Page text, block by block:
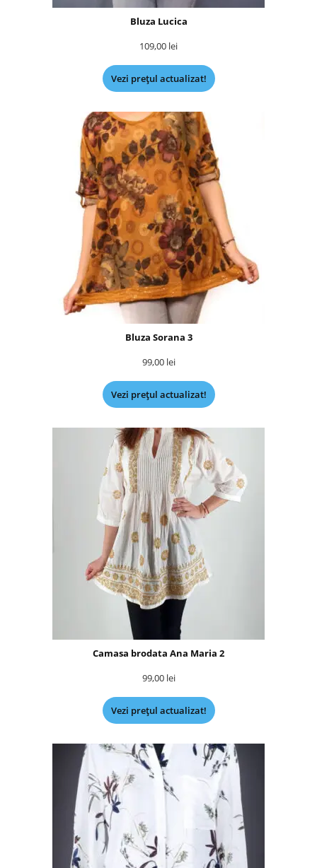
Bluza Lucica
109,00 lei
Vezi prețul actualizat!
Bluza Sorana 3
99,00 lei
Vezi prețul actualizat!
Camasa brodata Ana Maria 2
99,00 lei
Vezi prețul actualizat!